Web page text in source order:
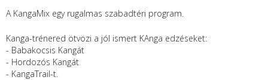
A KangaMix egy rugalmas szabadtéri program.
Kanga-trénered ötvözi a jól ismert KAnga edzéseket:
- Babakocsis Kangát
- Hordozós Kangát
- KangaTrail-t.